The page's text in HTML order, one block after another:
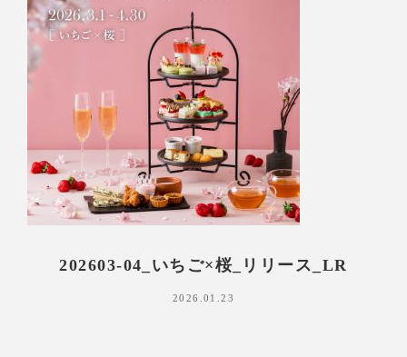
202603-04_いちご×桜_リリース_LR
2026.01.23